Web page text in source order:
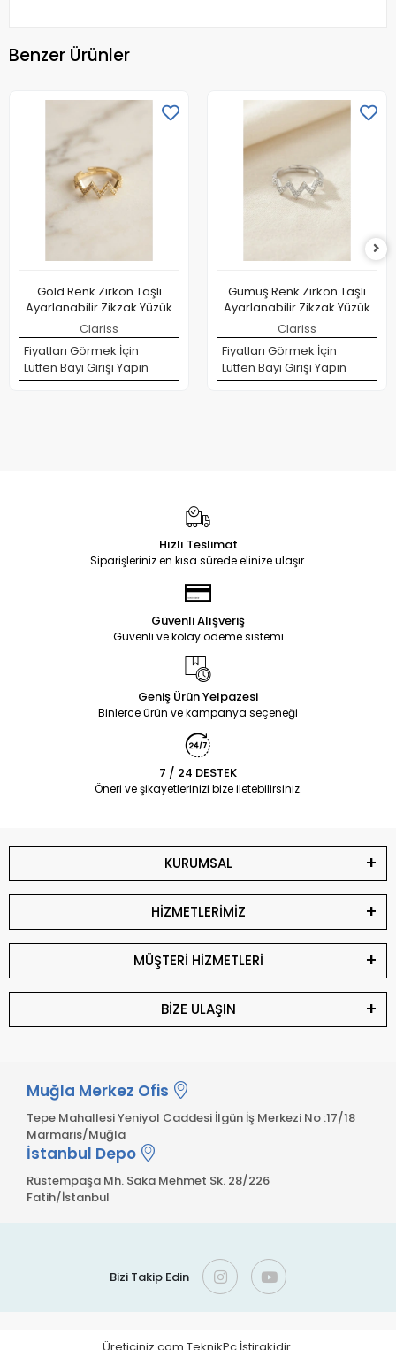
Benzer Ürünler
Gold Renk Zirkon Taşlı
Ayarlanabilir Zikzak Yüzük
Clariss
Fiyatları Görmek İçin
Lütfen Bayi Girişi Yapın
Gümüş Renk Zirkon Taşlı
Ayarlanabilir Zikzak Yüzük
Clariss
Fiyatları Görmek İçin
Lütfen Bayi Girişi Yapın
Hızlı Teslimat
Siparişleriniz en kısa sürede elinize ulaşır.
Güvenli Alışveriş
Güvenli ve kolay ödeme sistemi
Geniş Ürün Yelpazesi
Binlerce ürün ve kampanya seçeneği
7 / 24 DESTEK
Öneri ve şikayetlerinizi bize iletebilirsiniz.
KURUMSAL
HİZMETLERİMİZ
MÜŞTERİ HİZMETLERİ
BİZE ULAŞIN
Muğla Merkez Ofis
Tepe Mahallesi Yeniyol Caddesi İlgün İş Merkezi No :17/18
Marmaris/Muğla
İstanbul Depo
Rüstempaşa Mh. Saka Mehmet Sk. 28/226
Fatih/İstanbul
Bizi Takip Edin